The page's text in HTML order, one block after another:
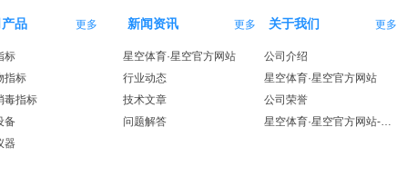
新闻资讯 更多
星空体育·星空官方网站
行业动态
技术文章
问题解答
品 更多
标
指标
毒指标
备
器
关于我们 更多
公司介绍
星空体育·星空官方网站
公司荣誉
星空体育·星空官方网站-星空体育（中国）